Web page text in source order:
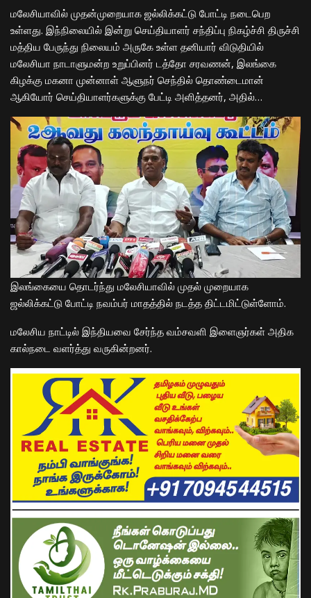
மலேசியாவில் முதன்முறையாக ஜல்லிக்கட்டு போட்டி நடைபெற
உள்ளது. இந்நிலையில் இன்று செய்தியாளர் சந்திப்பு நிகழ்ச்சி திருச்சி
மத்திய பேருந்து நிலையம் அருகே உள்ள தனியார் விடுதியில்
மலேசியா நாடாளுமன்ற உறுப்பினர் டத்தோ சரவணன், இலங்கை
கிழக்கு மகனா முன்னாள் ஆளுநர் செந்தில் தொண்டைமான்
ஆகியோர் செய்தியாளர்களுக்கு பேட்டி அளித்தனர், அதில்…
இலங்கையை தொடர்ந்து மலேசியாவில் முதல் முறையாக
ஜல்லிக்கட்டு போட்டி நவம்பர் மாதத்தில் நடத்த திட்டமிட்டுள்ளோம்.
மலேசிய நாட்டில் இந்தியவை சேர்ந்த வம்சவளி இளைஞர்கள் அதிக
கால்நடை வளர்த்து வருகின்றனர்.